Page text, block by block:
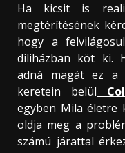
Ha kicsit is
megtérítésének
hogy a
diliházban köt ki.
adná magát ez a
keretein belül
egyben Mila életre
oldja meg a
számú járattal